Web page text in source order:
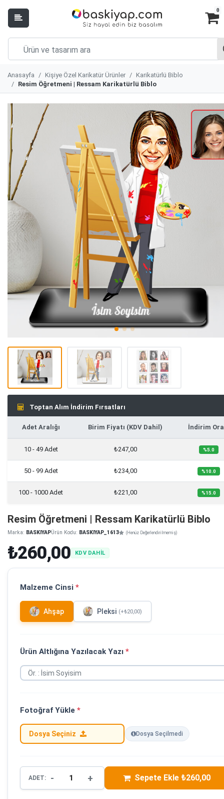
0
Anasayfa Kişiye Özel Karikatür Ürünler
Karikatürlü Biblo
Resim Öğretmeni | Ressam Karikatürlü Biblo
Toptan Alım İndirim Fırsatları
Adet Aralığı Birim Fiyatı (KDV Dahil) İndirim
10 - 49 Adet ₺247,00 %5.0
50 - 99 Adet ₺234,00 %10.0
100 - 1000 Adet ₺221,00 %15.0
Resim Öğretmeni | Ressam Karikatürlü Biblo
Marka: BASKIYAPÜrün Kodu: BASKIYAP_1613 (Henüz Değerlendirilmemiş)
₺260,00 KDV DAHİL
Malzeme Cinsi *
Ahşap Pleksi (+₺20,00)
Ürün Altlığına Yazılacak Yazı *
Fotoğraf Yükle *
Dosya Seçiniz Dosya Seçilmedi
ADET: - + Sepete Ekle ₺260,00